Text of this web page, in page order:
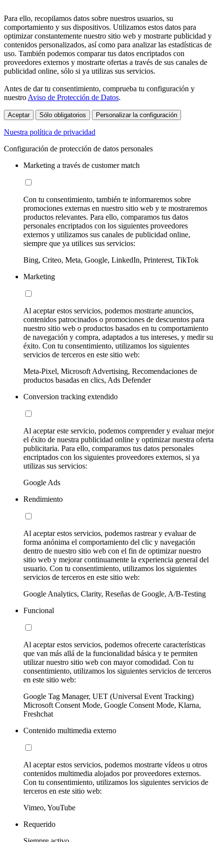
Para ello, recopilamos datos sobre nuestros usuarios, su
comportamiento y sus dispositivos. Utilizamos estos datos para
optimizar constantemente nuestro sitio web y mostrarte publicidad y
contenidos personalizados, así como para analizar las estadísticas de
uso. También podemos comparar tus datos encriptados con
proveedores externos y mostrarte ofertas a través de sus canales de
publicidad online, sólo si ya utilizas sus servicios.
Antes de dar tu consentimiento, comprueba tu configuración y
nuestro Aviso de Protección de Datos.
Aceptar Sólo obligatorios Personalizar la configuración
Nuestra política de privacidad
Configuración de protección de datos personales
Marketing a través de customer match
Con tu consentimiento, también te informaremos sobre
promociones externas en nuestro sitio web y te mostraremos
productos relevantes. Para ello, comparamos tus datos
personales encriptados con los siguientes proveedores
externos y utilizamos sus canales de publicidad online,
siempre que ya utilices sus servicios:
Bing, Criteo, Meta, Google, LinkedIn, Printerest, TikTok
Marketing
Al aceptar estos servicios, podemos mostrarte anuncios,
contenidos patrocinados o promociones de descuentos para
nuestro sitio web o productos basados en tu comportamiento
de navegación y compra, adaptados a tus intereses, y medir su
éxito. Con tu consentimiento, utilizamos los siguientes
servicios de terceros en este sitio web:
Meta-Pixel, Microsoft Advertising, Recomendaciones de
productos basadas en clics, Ads Defender
Conversion tracking extendido
Al aceptar este servicio, podemos comprender y evaluar mejor
el éxito de nuestra publicidad online y optimizar nuestra oferta
publicitaria. Para ello, comparamos tus datos personales
encriptados con los siguientes proveedores externos, si ya
utilizas sus servicios:
Google Ads
Rendimiento
Al aceptar estos servicios, podemos rastrear y evaluar de
forma anónima el comportamiento del clic y navegación
dentro de nuestro sitio web con el fin de optimizar nuestro
sitio web y mejorar continuamente la experiencia general del
usuario. Con tu consentimiento, utilizamos los siguientes
servicios de terceros en este sitio web:
Google Analytics, Clarity, Reseñas de Google, A/B-Testing
Funcional
Al aceptar estos servicios, podemos ofrecerte características
que van más allá de la funcionalidad básica y te permiten
utilizar nuestro sitio web con mayor comodidad. Con tu
consentimiento, utilizamos los siguientes servicios de terceros
en este sitio web:
Google Tag Manager, UET (Universal Event Tracking)
Microsoft Consent Mode, Google Consent Mode, Klarna,
Freshchat
Contenido multimedia externo
Al aceptar estos servicios, podemos mostrarte vídeos u otros
contenidos multimedia alojados por proveedores externos.
Con tu consentimiento, utilizamos los siguientes servicios de
terceros en este sitio web:
Vimeo, YouTube
Requerido